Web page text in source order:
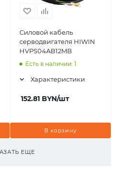
Силовой кабель
серводвигателя HIWIN
HVPS04AB12MB
Есть в наличии: 1
Характеристики
152.81 BYN/шт
В корзину
ЕЩЕ